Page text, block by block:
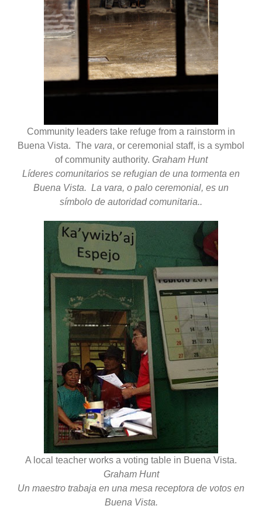
Community leaders take refuge from a rainstorm in
Buena Vista. The vara, or ceremonial staff, is a symbol
of community authority. Graham Hunt
Líderes comunitarios se refugian de una tormenta en
Buena Vista. La vara, o palo ceremonial, es un
símbolo de autoridad comunitaria..
A local teacher works a voting table in Buena Vista.
Graham Hunt
Un maestro trabaja en una mesa receptora de votos en
Buena Vista.